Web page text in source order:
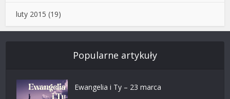
luty 2015 (19)
Popularne artykuły
Ewangelia i Ty – 23 marca